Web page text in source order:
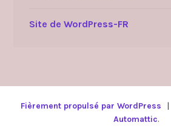
Site de WordPress-FR
Fièrement propulsé par WordPress |
Automattic.